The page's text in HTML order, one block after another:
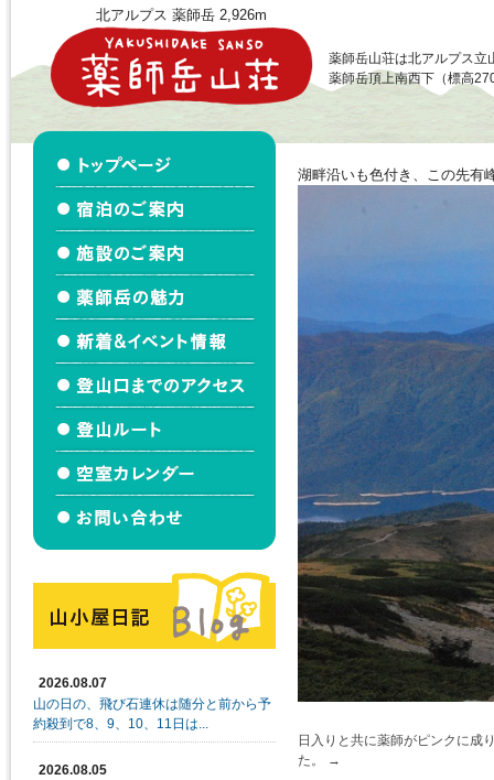
北アルプス 薬師岳 2,926m
薬師岳山荘は北アルプス立
薬師岳頂上南西下（標高
湖畔沿いも色付き、この先有
日入りと共に薬師がピンクに成
た。
2026.08.07
山の日の、飛び石連休は随分と前から予
約殺到で8、9、10、11日は...
2026.08.05